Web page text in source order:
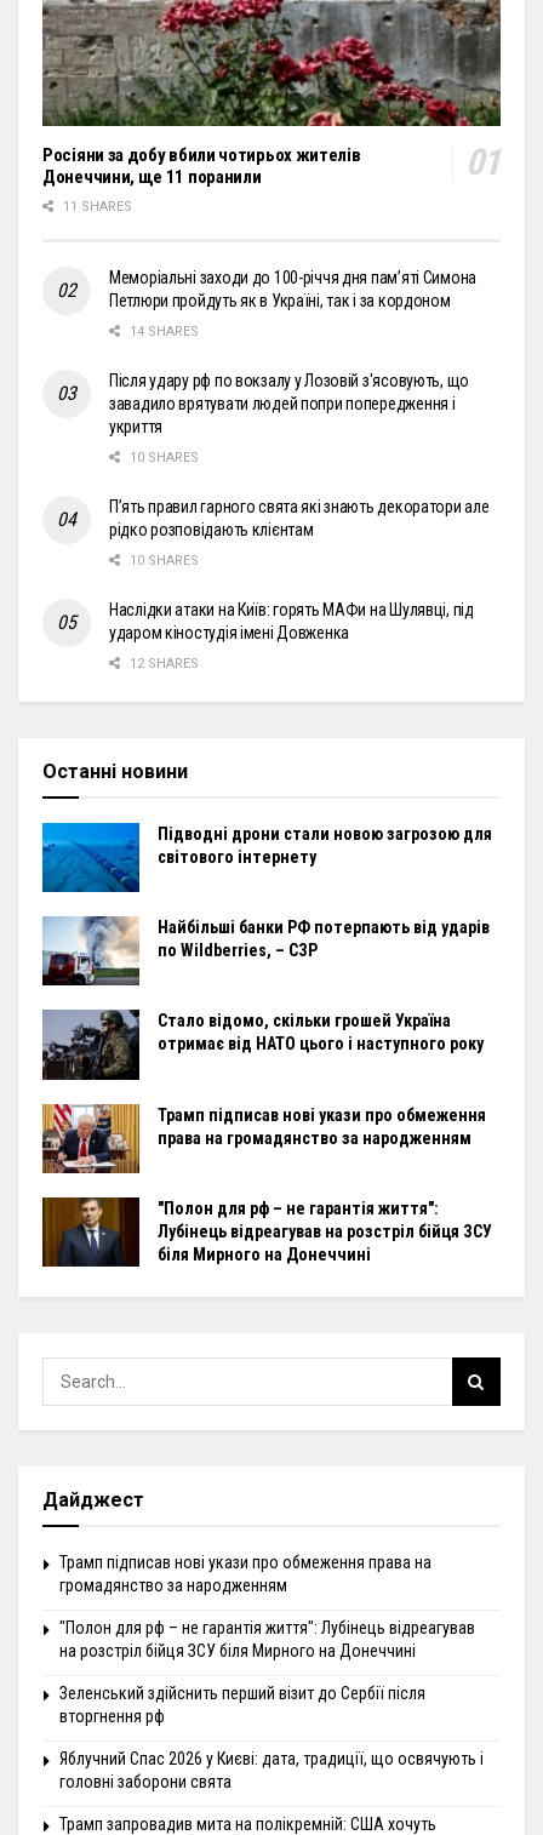
Росіяни за добу вбили чотирьох жителів
Донеччини, ще 11 поранили
11 SHARES
Меморіальні заходи до 100-річчя дня пам’яті Симона
Петлюри пройдуть як в Україні, так і за кордоном
14 SHARES
Після удару рф по вокзалу у Лозовій з'ясовують, що
завадило врятувати людей попри попередження і
укриття
10 SHARES
П’ять правил гарного свята які знають декоратори але
рідко розповідають клієнтам
10 SHARES
Наслідки атаки на Київ: горять МАФи на Шулявці, під
ударом кіностудія імені Довженка
12 SHARES
Останні новини
Підводні дрони стали новою загрозою для
світового інтернету
Найбільші банки РФ потерпають від ударів
по Wildberries, – СЗР
Стало відомо, скільки грошей Україна
отримає від НАТО цього і наступного року
Трамп підписав нові укази про обмеження
права на громадянство за народженням
"Полон для рф – не гарантія життя":
Лубінець відреагував на розстріл бійця ЗСУ
біля Мирного на Донеччині
Дайджест
Трамп підписав нові укази про обмеження права на
громадянство за народженням
"Полон для рф – не гарантія життя": Лубінець відреагував
на розстріл бійця ЗСУ біля Мирного на Донеччині
Зеленський здійснить перший візит до Сербії після
вторгнення рф
Яблучний Спас 2026 у Києві: дата, традиції, що освячують і
головні заборони свята
Трамп запровадив мита на полікремній: США хочуть